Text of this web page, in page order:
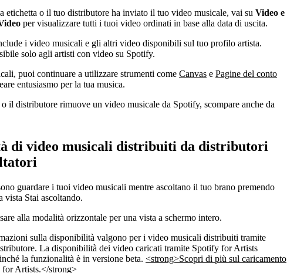
etichetta o il tuo distributore ha inviato il tuo video musicale, vai su Video e
per visualizzare tutti i tuoi video ordinati in base alla data di uscita.
i video musicali e gli altri video disponibili sul tuo profilo artista.
solo agli artisti con video su Spotify.
puoi continuare a utilizzare strumenti come Canvas e Pagine del conto
entusiasmo per la tua musica.
o il distributore rimuove un video musicale da Spotify, scompare anche da
di video musicali distribuiti da distributori
guardare i tuoi video musicali mentre ascoltano il tuo brano premendo
vista Stai ascoltando.
alla modalità orizzontale per una vista a schermo intero.
sulla disponibilità valgono per i video musicali distribuiti tramite
La disponibilità dei video caricati tramite Spotify for Artists
la funzionalità è in versione beta. <strong>Scopri di più sul caricamento
Artists.</strong>